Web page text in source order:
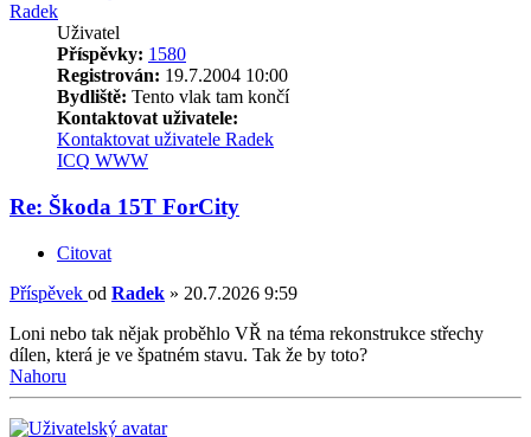
Radek
Uživatel
Příspěvky: 1580
Registrován: 19.7.2004 10:00
Bydliště: Tento vlak tam končí
Kontaktovat uživatele:
Kontaktovat uživatele Radek
ICQ WWW
Re: Škoda 15T ForCity
Citovat
Příspěvek od Radek » 20.7.2026 9:59
Loni nebo tak nějak proběhlo VŘ na téma rekonstrukce střechy
dílen, která je ve špatném stavu. Tak že by toto?
Nahoru